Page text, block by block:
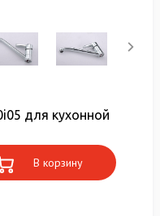
для кухонной
В корзину